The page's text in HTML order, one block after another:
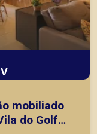
mobiliado
do Golf,